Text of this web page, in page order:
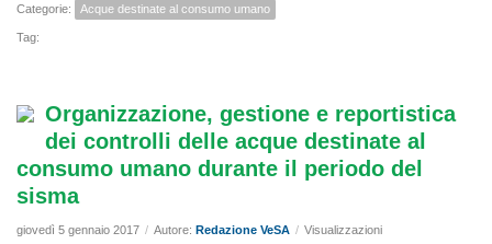
Categorie: Acque destinate al consumo umano
Tag:
Organizzazione, gestione e reportistica
dei controlli delle acque destinate al
consumo umano durante il periodo del
sisma
giovedì 5 gennaio 2017 / Autore: Redazione VeSA / Visualizzazioni